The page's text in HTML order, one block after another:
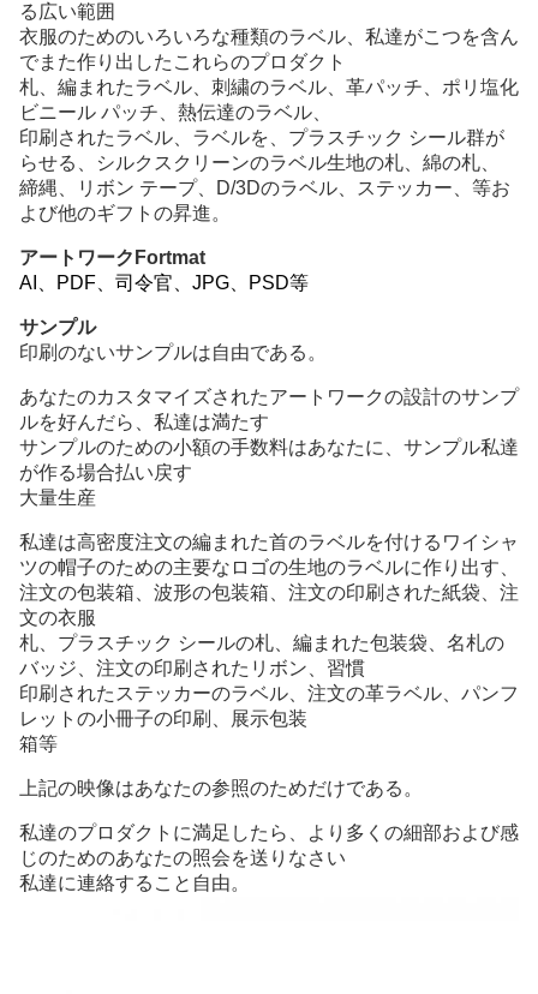
る広い範囲
衣服のためのいろいろな種類のラベル、私達がこつを含ん
でまた作り出したこれらのプロダクト
札、編まれたラベル、刺繍のラベル、革パッチ、ポリ塩化
ビニール パッチ、熱伝達のラベル、
印刷されたラベル、ラベルを、プラスチック シール群が
らせる、シルクスクリーンのラベル生地の札、綿の札、
締縄、リボン テープ、D/3Dのラベル、ステッカー、等お
よび他のギフトの昇進。
アートワークFortmat
AI、PDF、司令官、JPG、PSD等
サンプル
印刷のないサンプルは自由である。
あなたのカスタマイズされたアートワークの設計のサンプ
ルを好んだら、私達は満たす
サンプルのための小額の手数料はあなたに、サンプル私達
が作る場合払い戻す
大量生産
私達は高密度注文の編まれた首のラベルを付けるワイシャ
ツの帽子のための主要なロゴの生地のラベルに作り出す
注文の包装箱 波形の包装箱、 注文の印刷された紙袋、注
文の衣服
札、プラスチック シールの札 、編まれた包装袋、名札の
バッジ、 注文の印刷された リボン、 習慣
印刷された ステッカーのラベル、注文の革ラベル、パンフ
レットの小冊子の印刷、
展示包装
箱等
上記の映像はあなたの参照のためだけである。
私達のプロダクトに満足したら、より多くの細部および感
じのためのあなたの照会を送りなさい
私達に連絡すること自由。